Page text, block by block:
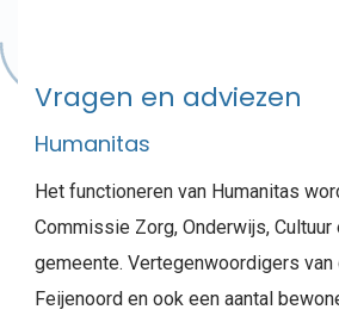
Vragen en adviezen
Humanitas
Het functioneren van Humanitas
Commissie Zorg, Onderwijs, Cultuur
gemeente. Vertegenwoordigers van
Feijenoord en ook een aantal